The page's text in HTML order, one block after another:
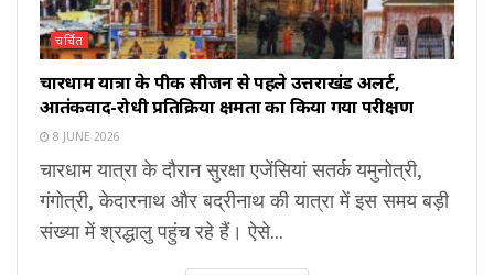
चर्चित
चारधाम यात्रा के पीक सीजन से पहले उत्तराखंड अलर्ट,
आतंकवाद-रोधी प्रतिक्रिया क्षमता का किया गया परीक्षण
8 JUNE 2026
चारधाम यात्रा के दौरान सुरक्षा एजेंसियां सतर्क यमुनोत्री,
गंगोत्री, केदारनाथ और बद्रीनाथ की यात्रा में इस समय बड़ी
संख्या में श्रद्धालु पहुंच रहे हैं। ऐसे...